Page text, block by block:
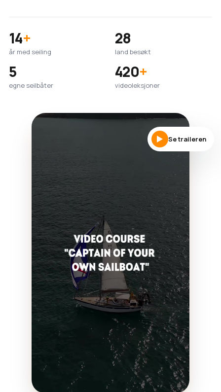
14+
år med seiling
28
land besøkt
5
egne seilbåter
420+
videoleksjoner
Se traileren